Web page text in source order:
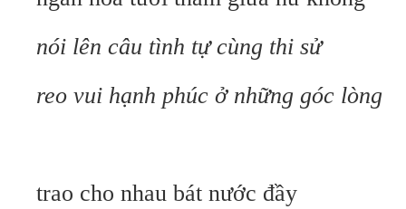
nói lên câu tình tự cùng thi sử
reo vui hạnh phúc ở những góc lòng
trao cho nhau bát nước đầy